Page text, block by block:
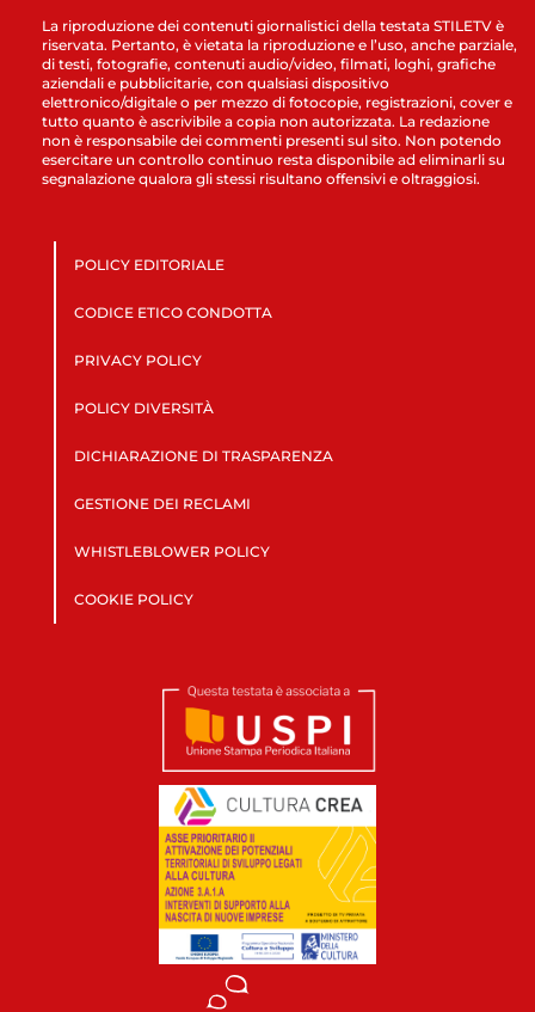
La riproduzione dei contenuti giornalistici della testata STILETV è
riservata. Pertanto, è vietata la riproduzione e l’uso, anche parziale,
di testi, fotografie, contenuti audio/video, filmati, loghi, grafiche
aziendali e pubblicitarie, con qualsiasi dispositivo
elettronico/digitale o per mezzo di fotocopie, registrazioni, cover e
tutto quanto è ascrivibile a copia non autorizzata. La redazione
non è responsabile dei commenti presenti sul sito. Non potendo
esercitare un controllo continuo resta disponibile ad eliminarli su
segnalazione qualora gli stessi risultano offensivi e oltraggiosi.
POLICY EDITORIALE
CODICE ETICO CONDOTTA
PRIVACY POLICY
POLICY DIVERSITÀ
DICHIARAZIONE DI TRASPARENZA
GESTIONE DEI RECLAMI
WHISTLEBLOWER POLICY
COOKIE POLICY